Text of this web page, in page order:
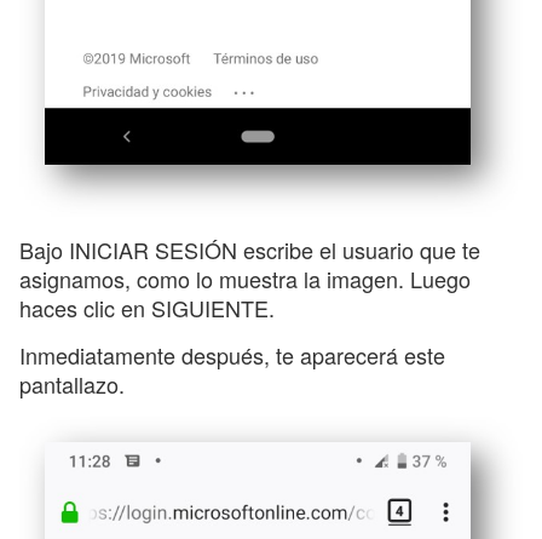
Bajo INICIAR SESIÓN escribe el usuario que te
asignamos, como lo muestra la imagen. Luego
haces clic en SIGUIENTE.
Inmediatamente después, te aparecerá este
pantallazo.